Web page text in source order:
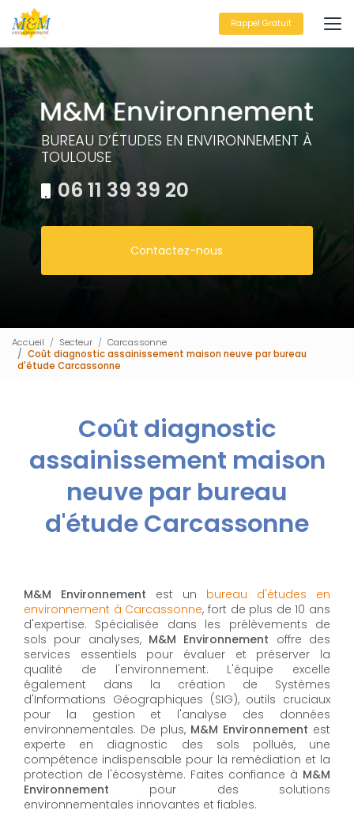
au
contenu
principal
Rappel Gratuit
BUREAU D’ÉTUDES EN ENVIRONNEMENT À
TOULOUSE
06 11 39 39 20
Contactez-nous
Accueil Secteur
Carcassonne
Coût diagnostic assainissement maison neuve par bureau
d'étude Carcassonne
Coût diagnostic
assainissement maison
neuve par bureau
d'étude Carcassonne
M&M Environnement est un bureau d'études en
environnement à Carcassonne, fort de plus de 10 ans
d'expertise. Spécialisée dans les prélèvements de
sols pour analyses, M&M Environnement offre des
services essentiels pour évaluer et préserver la
qualité de l'environnement. L'équipe excelle
également dans la création de Systèmes
d'Informations Géographiques (SIG), outils cruciaux
pour la gestion et l'analyse des données
environnementales. De plus, M&M Environnement est
experte en diagnostic des sols pollués, une
compétence indispensable pour la remédiation et la
protection de l'écosystème. Faites confiance à M&M
Environnement pour des solutions
environnementales innovantes et fiables.